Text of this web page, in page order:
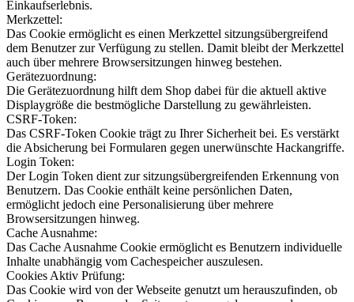
Einkaufserlebnis.
Merkzettel:
Das Cookie ermöglicht es einen Merkzettel sitzungsübergreifend
dem Benutzer zur Verfügung zu stellen. Damit bleibt der Merkzettel
auch über mehrere Browsersitzungen hinweg bestehen.
Gerätezuordnung:
Die Gerätezuordnung hilft dem Shop dabei für die aktuell aktive
Displaygröße die bestmögliche Darstellung zu gewährleisten.
CSRF-Token:
Das CSRF-Token Cookie trägt zu Ihrer Sicherheit bei. Es verstärkt
die Absicherung bei Formularen gegen unerwünschte Hackangriffe.
Login Token:
Der Login Token dient zur sitzungsübergreifenden Erkennung von
Benutzern. Das Cookie enthält keine persönlichen Daten,
ermöglicht jedoch eine Personalisierung über mehrere
Browsersitzungen hinweg.
Cache Ausnahme:
Das Cache Ausnahme Cookie ermöglicht es Benutzern individuelle
Inhalte unabhängig vom Cachespeicher auszulesen.
Cookies Aktiv Prüfung:
Das Cookie wird von der Webseite genutzt um herauszufinden, ob